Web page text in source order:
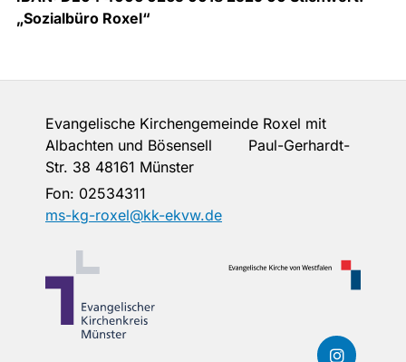
„Sozialbüro Roxel“
Evangelische Kirchengemeinde Roxel mit
Albachten und Bösensell Paul-Gerhardt-
Str. 38 48161 Münster
Fon: 02534311
ms-kg-roxel@kk-ekvw.de